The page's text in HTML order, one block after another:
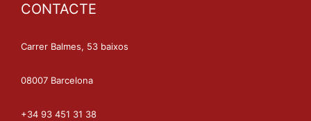
CONTACTE
Carrer Balmes, 53 baixos
08007 Barcelona
+34 93 451 31 38